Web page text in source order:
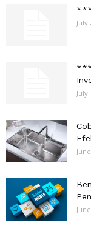
July
July